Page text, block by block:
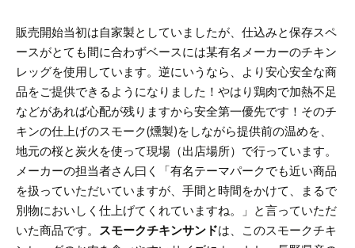
販売開始当初は自家製としていましたが、仕込みと保存スペ
ースがとても間に合わずベースには某有名メーカーのチキン
レッグを使用しています。逆にいうなら、より安心安全な商
品をご提供できるようになりました！やはり鶏肉で加熱不足
などがあれば心配が残りますから安全第一優先です！ そのチ
キンの仕上げのスモーク(燻製)をしながら提供前の温めを、
地元の桜と炭火を使って現場（出店場所）で行っています。
メーカーの担当者さん曰く「有名テーマパークでも近い商品
を扱っていただいていますが、手間と時間をかけて、まるで
別物においしく仕上げてくれていますね。」と言っていただ
いた商品です。 スモークチキンサンドは、このスモークチキ